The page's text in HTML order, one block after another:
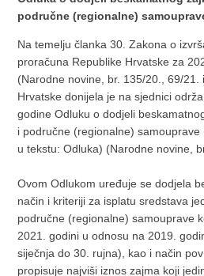
područne (regionalne)
Na temelju članka 30. Zakona o
proračuna Republike Hrvatske za
(Narodne novine, br. 135/20., 69/21.
Hrvatske donijela je na sjednici
godine Odluku o dodjeli
i područne (regionalne)
u tekstu: Odluka) (Narodne novine,
Ovom Odlukom uređuje se dodjela
način i kriteriji za isplatu sredstava
područne (regionalne) samouprave
2021. godini u odnosu na 2019.
siječnja do 30. rujna), kao i način
propisuje najviši iznos zajma koji